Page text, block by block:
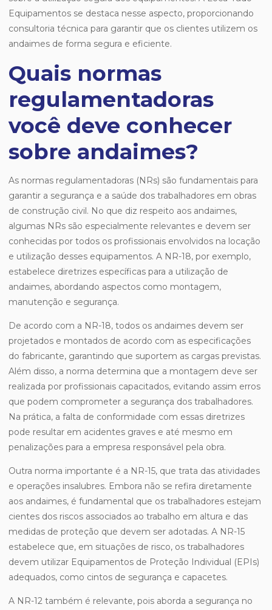
Equipamentos se destaca nesse aspecto, proporcionando
consultoria técnica para garantir que os clientes utilizem os
andaimes de forma segura e eficiente.
Quais normas
regulamentadoras
você deve conhecer
sobre andaimes?
As normas regulamentadoras (NRs) são fundamentais para
garantir a segurança e a saúde dos trabalhadores em obras
de construção civil. No que diz respeito aos andaimes,
algumas NRs são especialmente relevantes e devem ser
conhecidas por todos os profissionais envolvidos na locação
e utilização desses equipamentos. A NR-18, por exemplo,
estabelece diretrizes específicas para a utilização de
andaimes, abordando aspectos como montagem,
manutenção e segurança.
De acordo com a NR-18, todos os andaimes devem ser
projetados e montados de acordo com as especificações
do fabricante, garantindo que suportem as cargas previstas.
Além disso, a norma determina que a montagem deve ser
realizada por profissionais capacitados, evitando assim erros
que podem comprometer a segurança dos trabalhadores.
Na prática, a falta de conformidade com essas diretrizes
pode resultar em acidentes graves e até mesmo em
penalizações para a empresa responsável pela obra.
Outra norma importante é a NR-15, que trata das atividades
e operações insalubres. Embora não se refira diretamente
aos andaimes, é fundamental que os trabalhadores estejam
cientes dos riscos associados ao trabalho em altura e das
medidas de proteção que devem ser adotadas. A NR-15
estabelece que, em situações de risco, os trabalhadores
devem utilizar Equipamentos de Proteção Individual (EPIs)
adequados, como cintos de segurança e capacetes.
A NR-12 também é relevante, pois aborda a segurança no